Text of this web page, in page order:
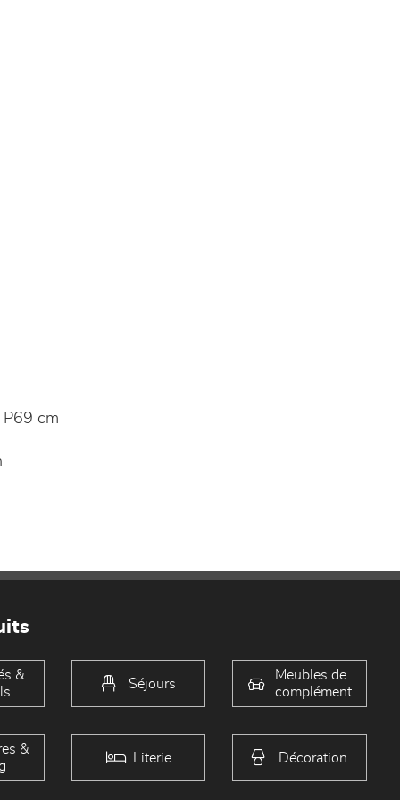
cm
&
Séjours
Meubles de
complément
&
Literie Décoration